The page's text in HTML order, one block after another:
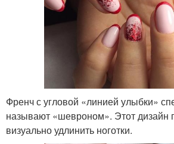
Френч с угловой «линией улыбки»
называют «шевроном». Этот дизайн
визуально удлинить ноготки.